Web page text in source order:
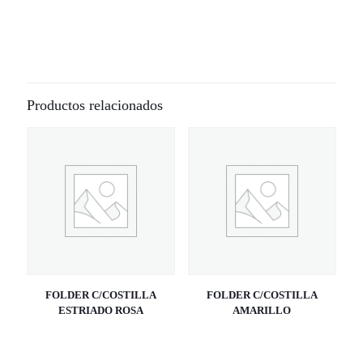
Productos relacionados
FOLDER C/COSTILLA
ESTRIADO ROSA
FOLDER C/COSTILLA
AMARILLO